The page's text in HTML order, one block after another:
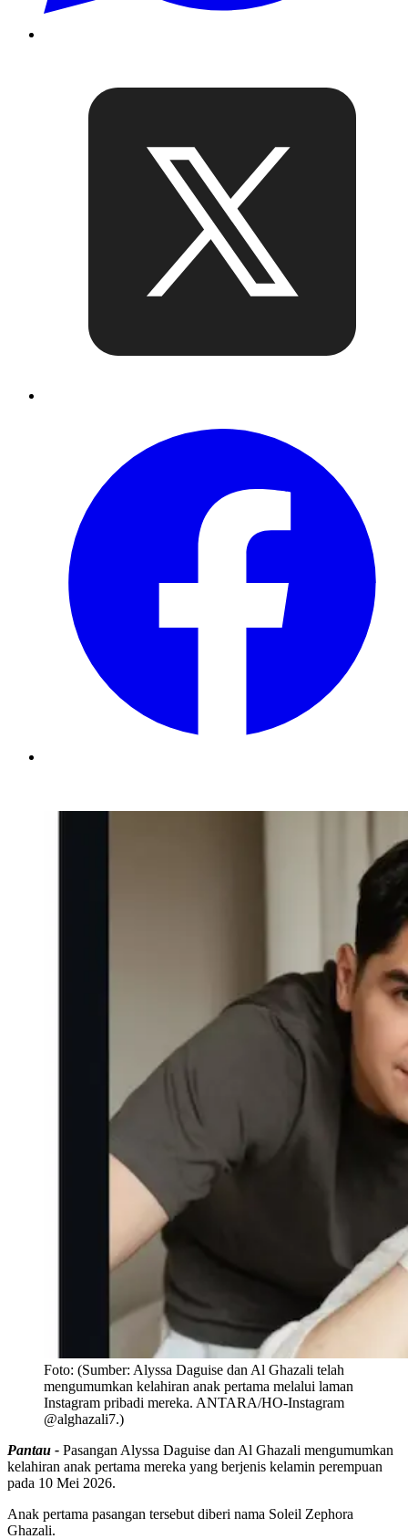
Foto: (Sumber: Alyssa Daguise dan Al Ghazali telah
mengumumkan kelahiran anak pertama melalui laman
Instagram pribadi mereka. ANTARA/HO-Instagram
@alghazali7.)
Pantau - Pasangan Alyssa Daguise dan Al Ghazali mengumumkan
kelahiran anak pertama mereka yang berjenis kelamin perempuan
pada 10 Mei 2026.
Anak pertama pasangan tersebut diberi nama Soleil Zephora
Ghazali.